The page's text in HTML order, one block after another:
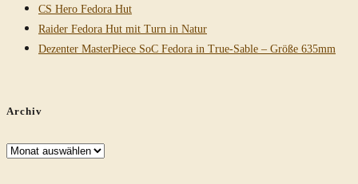
CS Hero Fedora Hut
Raider Fedora Hut mit Turn in Natur
Dezenter MasterPiece SoC Fedora in True-Sable – Größe 635mm
Archiv
Archiv